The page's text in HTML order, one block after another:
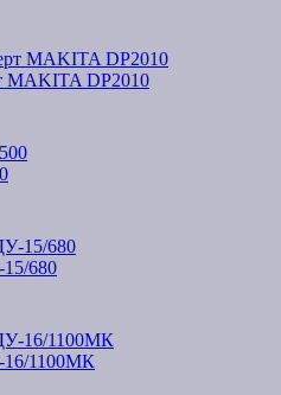
MAKITA DP2010
680
1100МК